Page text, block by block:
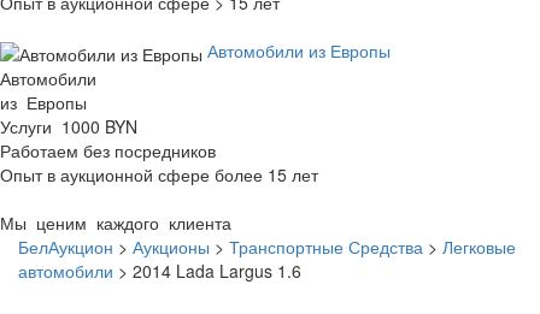
Автомобили из Европы
Автомобили
из Европы
Услуги 1000 BYN
Работаем без посредников
Опыт в аукционной сфере более 15 лет
Мы ценим каждого клиента
БелАукцион > Аукционы > Транспортные Средства > Легковые
автомобили > 2014 Lada Largus 1.6